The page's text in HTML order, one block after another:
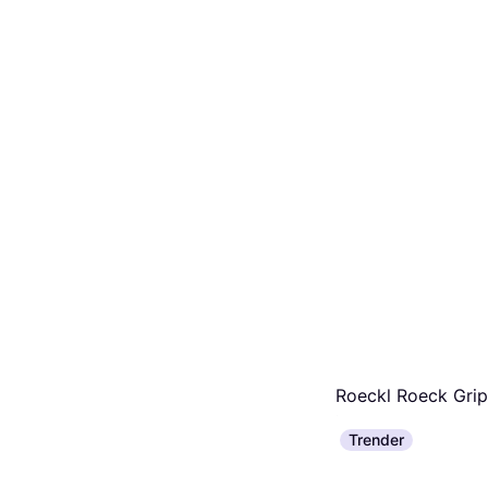
Roeckl Roeck Grip
299 kr.
Trender